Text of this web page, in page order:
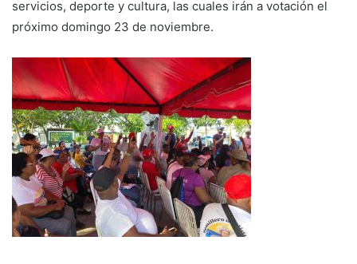
servicios, deporte y cultura, las cuales irán a votación el
próximo domingo 23 de noviembre.